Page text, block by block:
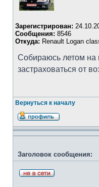
Зарегистрирован:
Сообщения: 8546
Откуда: Renault Logan
Собираюсь летом
застраховаться от
Вернуться к началу
Заголовок сообщения: